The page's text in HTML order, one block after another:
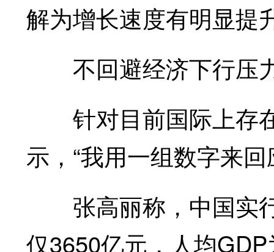
解为增长速度有明显提
不回避经济下行压
针对目前国际上存
示，“我用一组数字来回
张高丽称，中国实
仅3650亿元，人均